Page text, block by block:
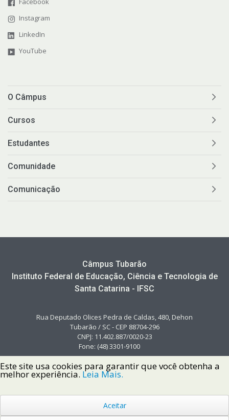
Instagram
LinkedIn
YouTube
O Câmpus
Cursos
Estudantes
Comunidade
Comunicação
Câmpus Tubarão
Instituto Federal de Educação, Ciência e Tecnologia de
Santa Catarina - IFSC
Rua Deputado Olices Pedra de Caldas, 480, Dehon
Tubarão / SC - CEP 88704-296
CNPJ: 11.402.887/0020-23
Fone: (48) 3301-9100
Copyright © 2022 Instituto Federal de Santa Catarina IFSC
Todos os Direitos Reservados.
Este site usa cookies para garantir que você obtenha a
melhor experiência. Leia Mais.
Aceitar